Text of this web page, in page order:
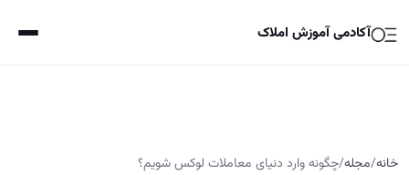
آکادمی آموزش املاک
خانه/مجله/چگونه وارد دنیای معاملات لوکس شویم؟